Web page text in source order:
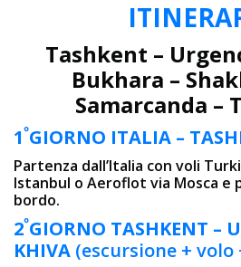
Tashkent –
Bukhara –
Samarcanda –
1ºGIORNO ITALIA –
Partenza dall’Italia con voli
Istanbul o Aeroflot via Mosca
bordo.
2ºGIORNO TASHKENT –
KHIVA (escursione + volo